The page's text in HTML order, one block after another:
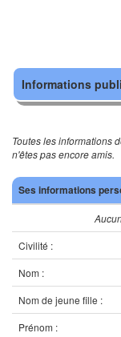
Informations
Toutes les informations
n'êtes pas encore amis.
Ses informations
Civilité :
Nom :
Nom de jeune fille :
Prénom :